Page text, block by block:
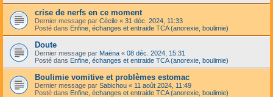
crise de nerfs en ce moment
Dernier message par Cécile « 31 déc. 2024, 11:33
Posté dans Enfine, échanges et entraide TCA (anorexie, boulimie)
Doute
Dernier message par Maëna « 08 déc. 2024, 15:31
Posté dans Enfine, échanges et entraide TCA (anorexie, boulimie)
Boulimie vomitive et problèmes estomac
Dernier message par Sabichou « 11 août 2024, 11:49
Posté dans Enfine, échanges et entraide TCA (anorexie, boulimie)